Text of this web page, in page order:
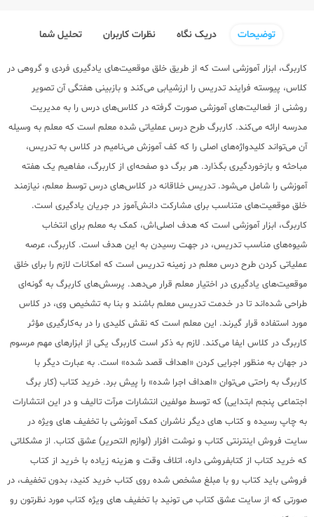
توضیحات دریک نگاه نظرات کاربران تحلیل شما
کاربرگ، ابزار آموزشی است که از طریق خلق موقعیت‌های یادگیری فردی و گروهی در
کلاس، پیوسته فرایند تدریس را ارزشیابی می‌کند و بازبینی هفتگی آن تصویر
روشنی از فعالیت‌های آموزشی صورت گرفته در کلاس‌های درس را به مدیریت
مدرسه ارائه می‌کند. کاربرگ طرح درس عملیاتی شده معلم است که معلم به وسیله
آن می‌تواند کلیدواژه‌های اصلی را که کف آموزش می‌نامیم در کلاس به تدریس،
مباحثه و بازخوردگیری بگذارد. هر برگ دو صفحه‌ای از کاربرگ، مفاهیم یک هفته
آموزشی را شامل می‌شود. تدریس خلاقانه در کلاس‌های درس توسط معلم، نیازمند
خلق موقعیت‌های متناسب برای مشارکت دانش‌آموز در جریان یادگیری است.
کاربرگ، ابزار آموزشی است که هدف اصلی‌اش، کمک به معلم برای انتخاب
شیوه‌های مناسب تدریس، در جهت رسیدن به این هدف است. کاربرگ، عرصه
عملیاتی کردن طرح درس معلم در زمینه تدریس است که امکانات لازم را برای خلق
موقعیت‌های یادگیری در اختیار معلم قرار می‌دهد. پرسش‌های کاربرگ به گونه‌ای
طراحی شده‌اند تا در خدمت تدریس معلم باشند و بنا به تشخیص وی، در کلاس
مورد استفاده قرار گیرند. این معلم است که نقش کلیدی را در به‌کارگیری مؤثر
کاربرگ در کلاس ایفا می‌کند. لازم به ذکر است کاربرگ یکی از ابزارهای مهم مرسوم
در جهان به منظور اجرایی کردن «اهداف قصد شده» است. به عبارت دیگر با
کاربرگ به راحتی می‌توان «اهداف اجرا شده» را پیش برد. خرید کتاب (کار برگ
اجتماعی پنجم ابتدایی) که توسط مولفین انتشارات مرآت تالیف و در این انتشارات
به چاپ رسیده و کتاب های دیگر ناشران کمک آموزشی با تخفیف های ویژه در
سایت فروش اینترنتی کتاب و نوشت افزار (لوازم التحریر) عشق کتاب. از مشکلاتی
که خرید کتاب از کتابفروشی داره، اتلاف وقت و هزینه زیاده با خرید از کتاب
فروشی باید کتاب رو با مبلغ مشخص شده روی کتاب خرید کنید، بدون تخفیف، در
صورتی که از سایت عشق کتاب می تونید با تخفیف های ویژه کتاب مورد نظرتون رو